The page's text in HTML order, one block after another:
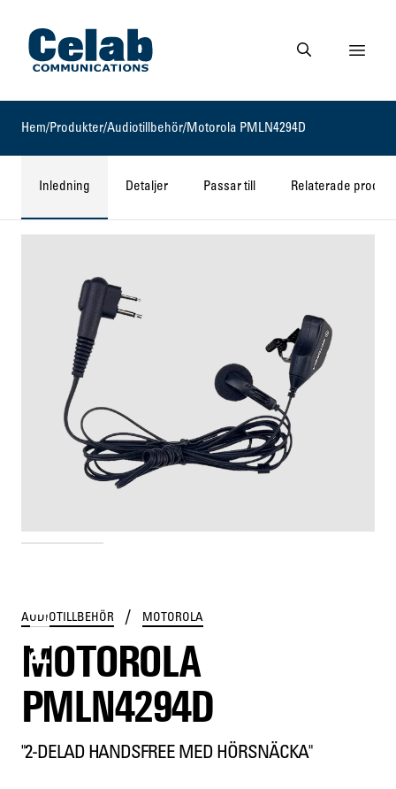
Gå till startsidan
Gå till söksidan
Visa
Hem/Produkter/Audiotillbehör/ Motorola PMLN4294D
Inledning Detaljer Passar till Relaterade
AUDIOTILLBEHÖR / MOTOROLA
MOTOROLA
PMLN4294D
"2-DELAD HANDSFREE MED HÖRSNÄCKA"
PMLN4294D